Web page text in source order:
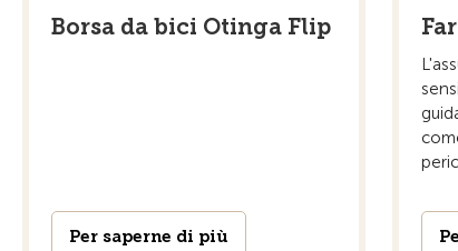
Borsa da bici Otinga Flip
Per saperne di più